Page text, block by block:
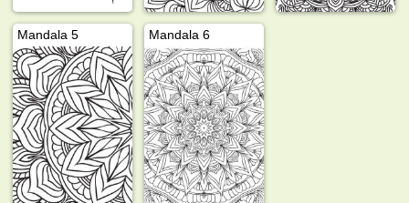
Mandala 5 Mandala 6